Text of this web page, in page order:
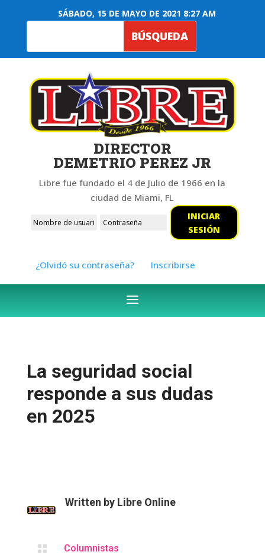
SÁBADO, 15 DE MAYO DE 2021 8:27 AM
DIRECTOR
DEMETRIO PEREZ JR
Libre fue fundado el 4 de Julio de 1966 en la
ciudad de Miami, FL
INICIAR
SESIÓN
¿Olvidó su contraseña? Inscribirse
La seguridad social
responde a sus dudas
en 2025
Written by Libre Online
 Columnistas